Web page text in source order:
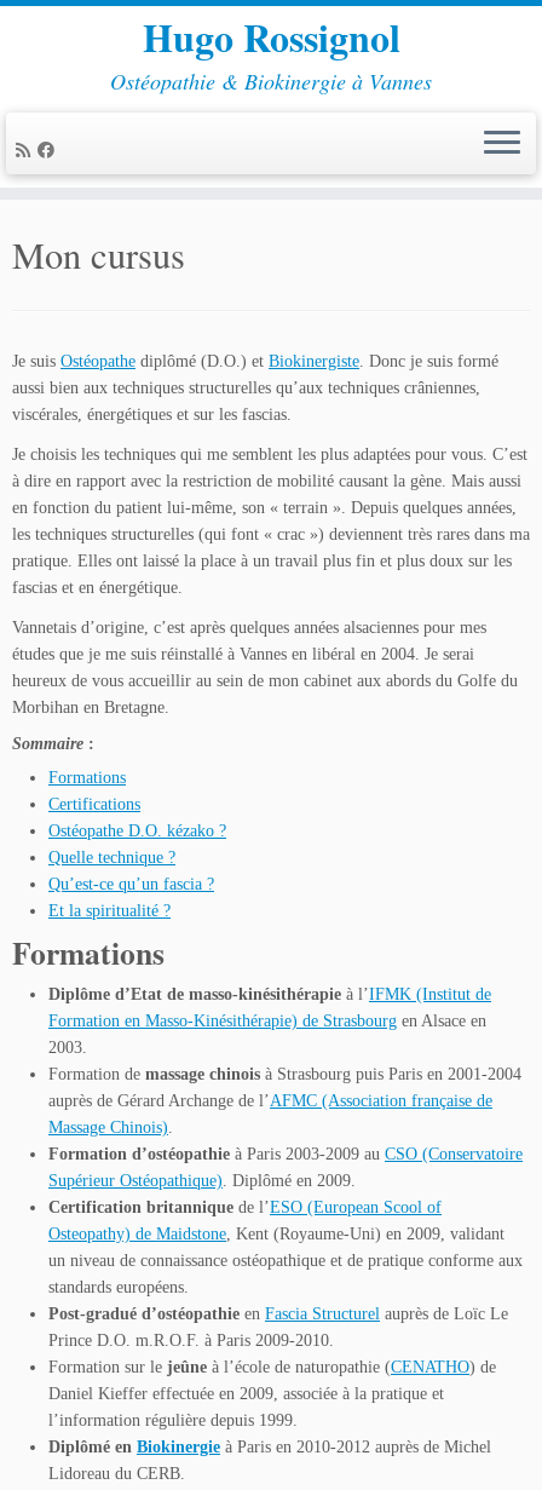
contenu
Hugo Rossignol
Ostéopathie & Biokinergie à Vannes
Mon cursus
Je suis Ostéopathe diplômé (D.O.) et Biokinergiste. Donc je suis formé
aussi bien aux techniques structurelles qu’aux techniques crâniennes,
viscérales, énergétiques et sur les fascias.
Je choisis les techniques qui me semblent les plus adaptées pour vous. C’est
à dire en rapport avec la restriction de mobilité causant la gène. Mais aussi
en fonction du patient lui-même, son « terrain ». Depuis quelques années,
les techniques structurelles (qui font « crac ») deviennent très rares dans ma
pratique. Elles ont laissé la place à un travail plus fin et plus doux sur les
fascias et en énergétique.
Vannetais d’origine, c’est après quelques années alsaciennes pour mes
études que je me suis réinstallé à Vannes en libéral en 2004. Je serai
heureux de vous accueillir au sein de mon cabinet aux abords du Golfe du
Morbihan en Bretagne.
Sommaire :
Formations
Certifications
Ostéopathe D.O. kézako ?
Quelle technique ?
Qu’est-ce qu’un fascia ?
Et la spiritualité ?
Formations
Diplôme d’Etat de masso-kinésithérapie à l’IFMK (Institut de
Formation en Masso-Kinésithérapie) de Strasbourg en Alsace en
2003.
Formation de massage chinois à Strasbourg puis Paris en 2001-2004
auprès de Gérard Archange de l’AFMC (Association française de
Massage Chinois).
Formation d’ostéopathie à Paris 2003-2009 au CSO (Conservatoire
Supérieur Ostéopathique). Diplômé en 2009.
Certification britannique de l’ESO (European Scool of
Osteopathy) de Maidstone, Kent (Royaume-Uni) en 2009, validant
un niveau de connaissance ostéopathique et de pratique conforme aux
standards européens.
Post-gradué d’ostéopathie en Fascia Structurel auprès de Loïc Le
Prince D.O. m.R.O.F. à Paris 2009-2010.
Formation sur le jeûne à l’école de naturopathie (CENATHO) de
Daniel Kieffer effectuée en 2009, associée à la pratique et
l’information régulière depuis 1999.
Diplômé en Biokinergie à Paris en 2010-2012 auprès de Michel
Lidoreau du CERB.